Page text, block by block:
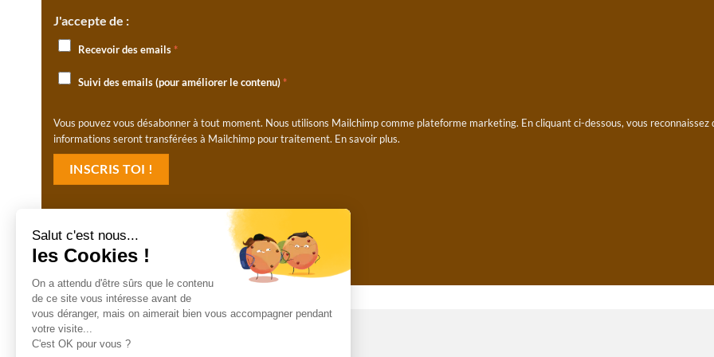
J'accepte de :
Recevoir des emails*
Suivi des emails (pour améliorer le contenu)*
Vous pouvez vous désabonner à tout moment. Nous utilisons Mailchimp comme plateforme marketing. En cliquant ci-dessous, vous reconnaissez
informations seront transférées à Mailchimp pour traitement. En savoir plus.
Laisser un commentaire